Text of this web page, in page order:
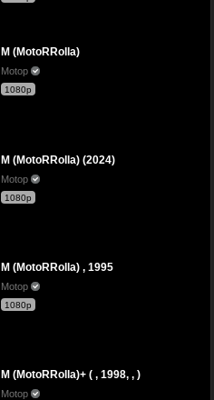
M (MotoRRolla)
Motop
1080p
M (MotoRRolla) (2024)
Motop
1080p
M (MotoRRolla) , 1995
Motop
1080p
M (MotoRRolla)+ ( , 1998, , )
Motop